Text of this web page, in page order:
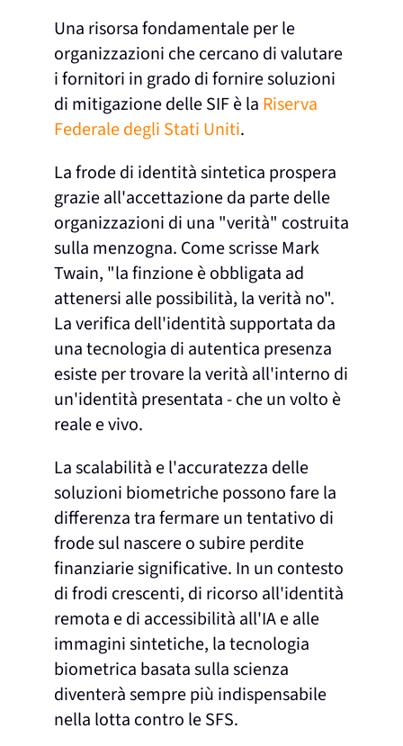
Una risorsa fondamentale per le
organizzazioni che cercano di valutare
i fornitori in grado di fornire soluzioni
di mitigazione delle SIF è la Riserva
Federale degli Stati Uniti.
La frode di identità sintetica prospera
grazie all'accettazione da parte delle
organizzazioni di una "verità" costruita
sulla menzogna. Come scrisse Mark
Twain, "la finzione è obbligata ad
attenersi alle possibilità, la verità no".
La verifica dell'identità supportata da
una tecnologia di autentica presenza
esiste per trovare la verità all'interno di
un'identità presentata - che un volto è
reale e vivo.
La scalabilità e l'accuratezza delle
soluzioni biometriche possono fare la
differenza tra fermare un tentativo di
frode sul nascere o subire perdite
finanziarie significative. In un contesto
di frodi crescenti, di ricorso all'identità
remota e di accessibilità all'IA e alle
immagini sintetiche, la tecnologia
biometrica basata sulla scienza
diventerà sempre più indispensabile
nella lotta contro le SFS.